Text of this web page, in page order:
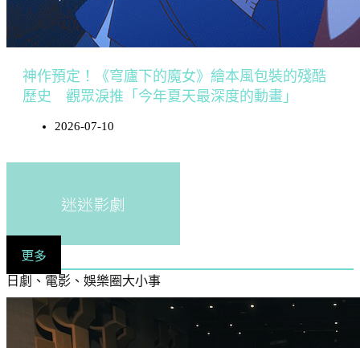
神作預定！《穹廬下的魔女》繪本風包裝的殘酷
歷史 觀眾淚推「今年夏天最深度的動畫」
2026-07-10
迷迷影劇
更多
日劇、電影、娛樂圈大小事